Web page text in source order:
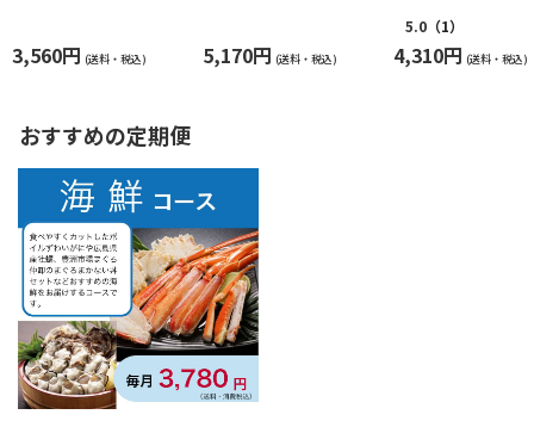
3,560円 (送料・税込) 5,170円 (送料・税込)
5.0 （1）
4,310円 (送料・税込)
おすすめの定期便